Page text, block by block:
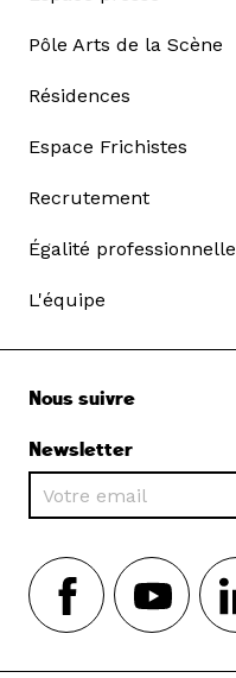
Pôle Arts de la Scène
Résidences
Espace Frichistes
Recrutement
Égalité professionnelle
L'équipe
Nous suivre
Newsletter